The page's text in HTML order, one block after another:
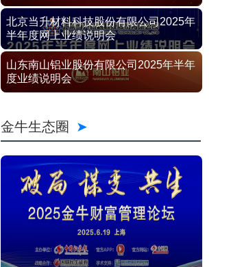
北京当升材料科技股份有限公司2025年
半年度网上业绩说明会
山东南山铝业股份有限公司2025年半年
度业绩说明会
金牛生态圈